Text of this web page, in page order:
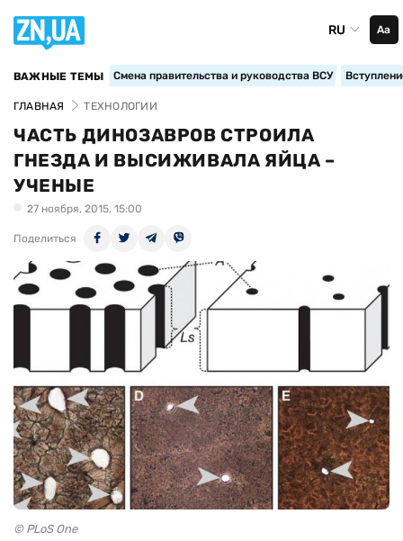
RU Аа
ВАЖНЫЕ ТЕМЫ Смена правительства и руководства ВСУ
ГЛАВНАЯ ТЕХНОЛОГИИ
ЧАСТЬ ДИНОЗАВРОВ СТРОИЛА
ГНЕЗДА И ВЫСИЖИВАЛА ЯЙЦА –
УЧЕНЫЕ
27 ноября, 2015, 15:00
Поделиться
© PLoS One